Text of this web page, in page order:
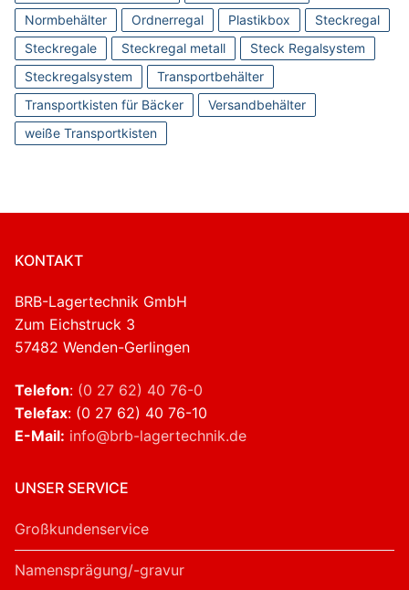
Normbehälter
Ordnerregal Plastikbox
Steckregal
Steckregale
Steckregal metall
Steck Regalsystem
Steckregalsystem
Transportbehälter
Transportkisten für Bäcker
Versandbehälter
weiße Transportkisten
KONTAKT
BRB-Lagertechnik GmbH
Zum Eichstruck 3
57482 Wenden-Gerlingen
Telefon: (0 27 62) 40 76-0
Telefax: (0 27 62) 40 76-10
E-Mail: info@brb-lagertechnik.de
UNSER SERVICE
Großkundenservice
Namensprägung/-gravur